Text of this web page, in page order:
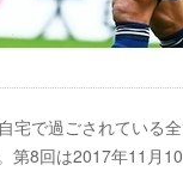
宅で過ごされている
第8回は2017年11月